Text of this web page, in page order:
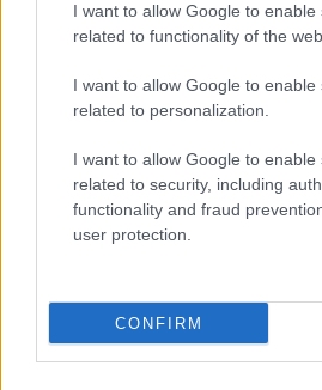
I want to allow Google to enable
related to functionality of the
I want to allow Google to enable
related to personalization.
I want to allow Google to enable
related to security, including
functionality and fraud
user protection.
CONFIRM
Inviaci le tue
i tuoi video e
Su WhatsApp
345 356 7512
Notizie in